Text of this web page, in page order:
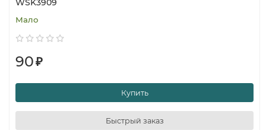
WSK3909
Мало
90₽
Купить
Быстрый заказ